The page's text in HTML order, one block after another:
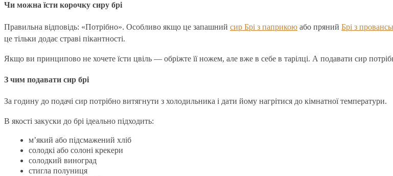
Чи можна їсти корочку сиру брі
Правильна відповідь: «Потрібно». Особливо якщо це запашний сир Брі з паприкою або пряний Брі з
це тільки додає страві пікантності.
Якщо ви принципово не хочете їсти цвіль — обріжте її ножем, але вже в себе в тарілці. А подавати сир
З чим подавати сир брі
За годину до подачі сир потрібно витягнути з холодильника і дати йому нагрітися до кімнатної температури.
В якості закуски до брі ідеально підходить:
м’який або підсмажений хліб
солодкі або солоні крекери
солодкий виноград
стигла полуниця